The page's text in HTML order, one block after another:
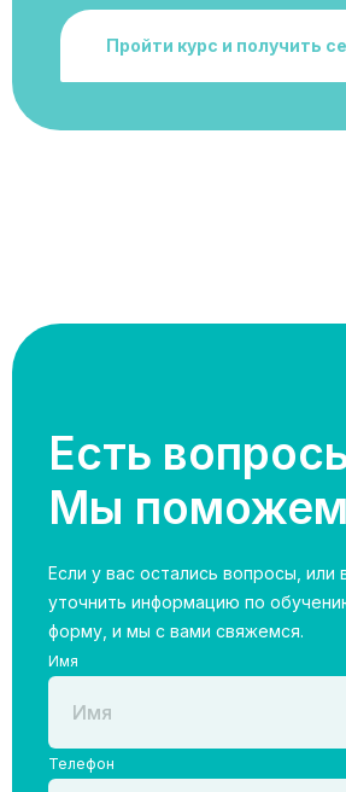
Пройти курс и получить
Есть
Мы
Если у вас остались вопросы, или
уточнить информацию по
форму, и мы с вами свяжемся.
Имя
Телефон